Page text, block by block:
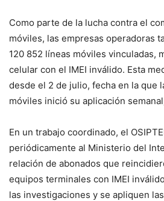
Como parte de la lucha contra el
móviles, las empresas operadoras
120 852 líneas móviles vinculadas,
celular con el IMEI inválido. Esta
desde el 2 de julio, fecha en la que
móviles inició su aplicación
En un trabajo coordinado, el
periódicamente al Ministerio del
relación de abonados que
equipos terminales con IMEI
las investigaciones y se apliquen